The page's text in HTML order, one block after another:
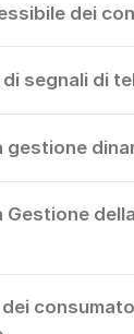
dei
segnali di
gestione
Gestione